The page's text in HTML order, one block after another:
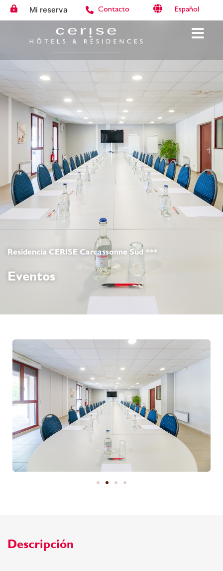
Mi reserva Contacto Español
Residencia CERISE Carcassonne Sud ***
Eventos
Descripción